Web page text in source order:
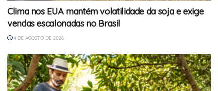
Clima nos EUA mantém volatilidade da soja e exige
vendas escalonadas no Brasil
4 DE AGOSTO DE 2026